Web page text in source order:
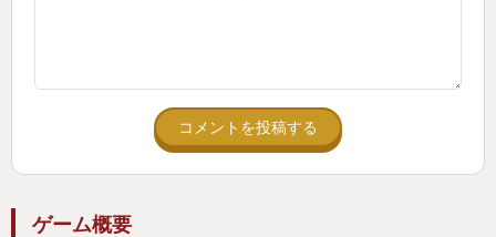
コメントを投稿する
ゲーム概要